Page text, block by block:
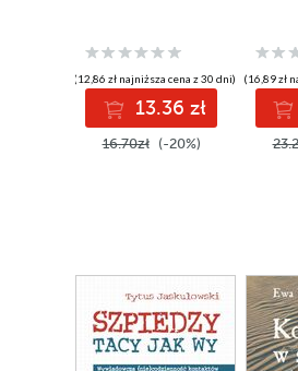
(12,86 zł najniższa cena z 30 dni)
13.36 zł
16.70zł (-20%)
(16,89 zł